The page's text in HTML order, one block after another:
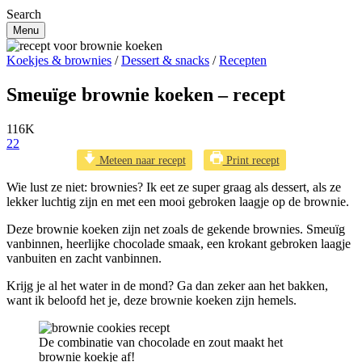
Search
Menu
Koekjes & brownies /Dessert & snacks /Recepten
Smeuïge brownie koeken – recept
116K
22
Meteen naar recept Print recept
Wie lust ze niet: brownies? Ik eet ze super graag als dessert, als ze
lekker luchtig zijn en met een mooi gebroken laagje op de brownie.
Deze brownie koeken zijn net zoals de gekende brownies. Smeuïg
vanbinnen, heerlijke chocolade smaak, een krokant gebroken laagje
vanbuiten en zacht vanbinnen.
Krijg je al het water in de mond? Ga dan zeker aan het bakken,
want ik beloofd het je, deze brownie koeken zijn hemels.
De combinatie van chocolade en zout maakt het
brownie koekje af!